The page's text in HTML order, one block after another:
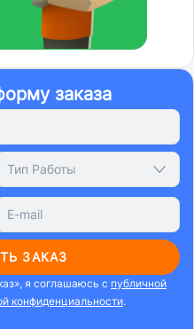
заказа
Тип Работы
ЗАКАЗ
я соглашаюсь с публичной
конфиденциальности.